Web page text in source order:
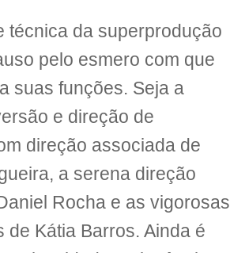
técnica da superprodução
pelo esmero com que
suas funções. Seja a
e direção de
direção associada de
a serena direção
Rocha e as vigorosas
de Kátia Barros. Ainda é